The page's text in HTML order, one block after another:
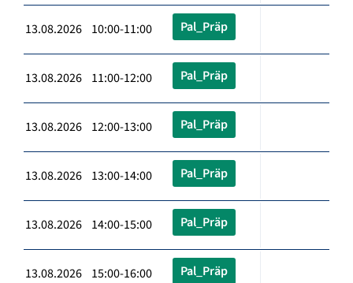
13.08.2026 10:00-11:00 Pal_Präp
13.08.2026 11:00-12:00 Pal_Präp
13.08.2026 12:00-13:00 Pal_Präp
13.08.2026 13:00-14:00 Pal_Präp
13.08.2026 14:00-15:00 Pal_Präp
13.08.2026 15:00-16:00 Pal_Präp